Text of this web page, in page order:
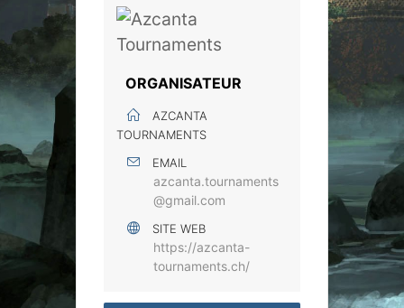
ORGANISATEUR
AZCANTA
TOURNAMENTS
EMAIL
azcanta.tournaments
@gmail.com
SITE WEB
https://azcanta-
tournaments.ch/